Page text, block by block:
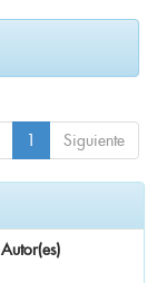
1 Siguiente
Autor(es)